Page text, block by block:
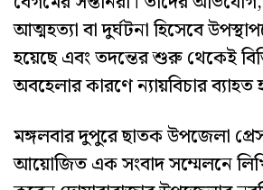
আত্মহত্যা বা দুর্ঘটনা হিসেবে
হয়েছে এবং তদন্তের শুরু থেকেই
অবহেলার কারণে ন্যায়বিচার ব্যাহত
মঙ্গলবার দুপুরে ছাতক উপজেলা
আয়োজিত এক সংবাদ সম্মেলনে